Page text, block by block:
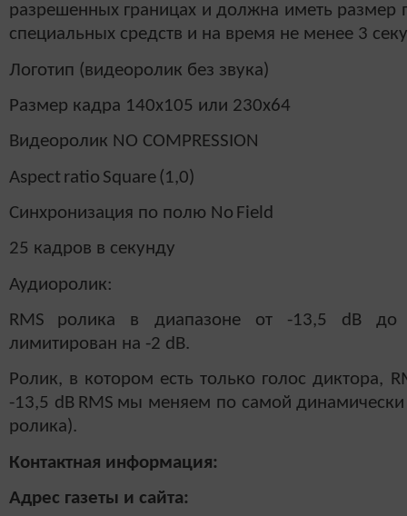
разрешенных границах и должна иметь размер
специальных средств и на время не менее 3
Логотип (видеоролик без звука)
Размер кадра 140х105 или 230х64
Видеоролик NO COMPRESSION
Aspectratio Square(1,0)
Синхронизация по полю No Field
25 кадров в секунду
Аудиоролик:
RMS
ролика в диапазоне от -13,5 dB до
лимитирован на -2 dB.
Ролик, в котором есть только голос диктора,
-13,5 dB RMS мы меняем по самой динамически
ролика).
Контактная информация:
Адрес газеты и сайта: